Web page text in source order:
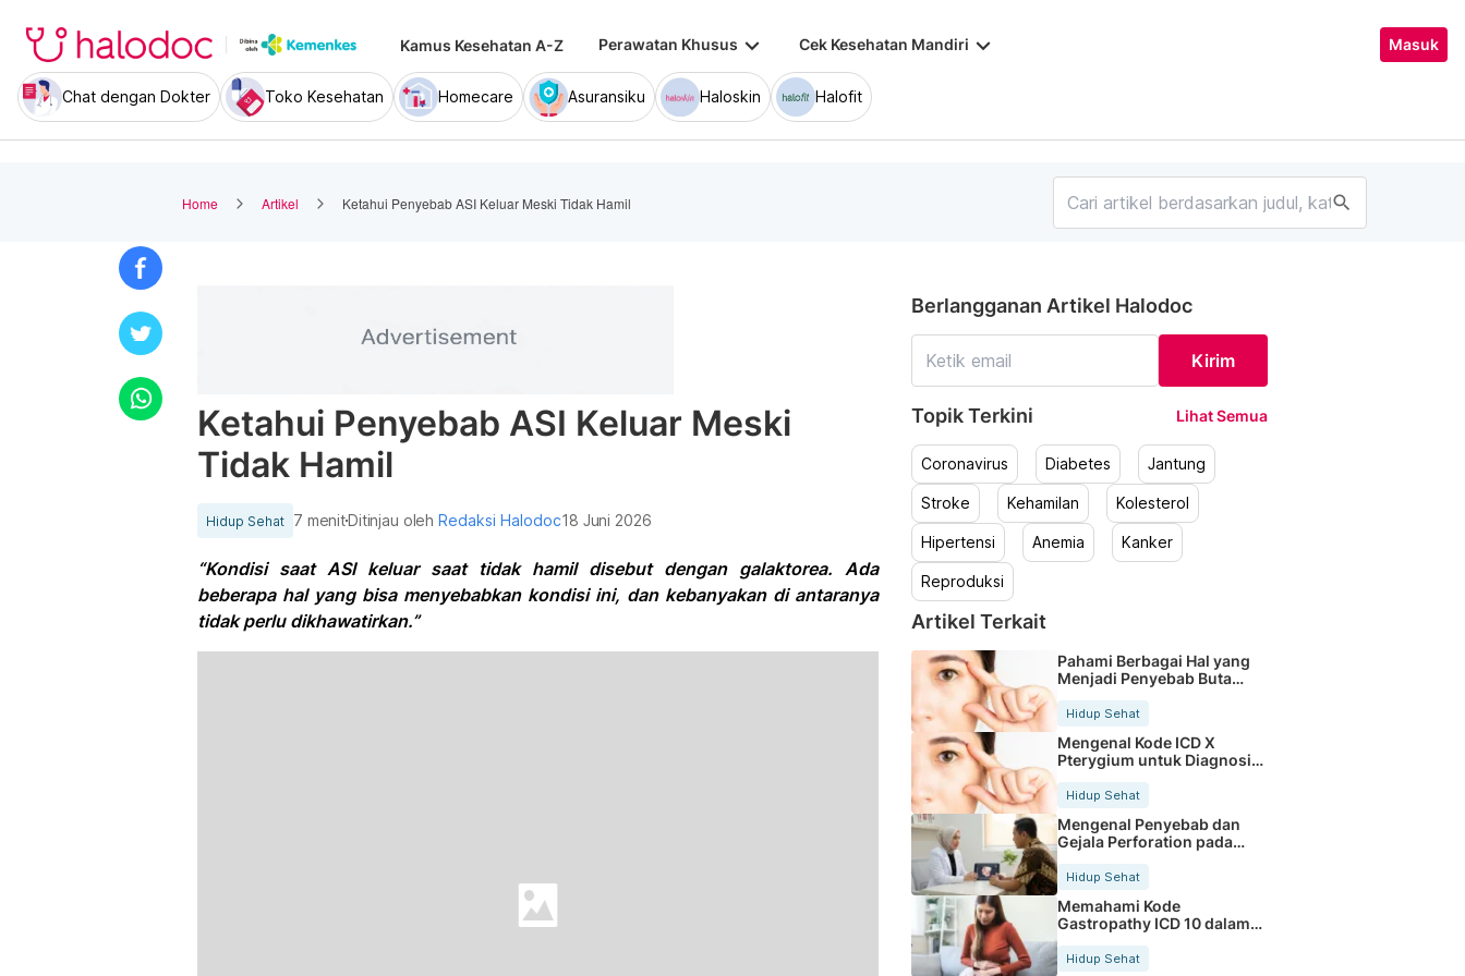
Kamus Kesehatan A-Z Perawatan Khusus keyboard_arrow_down Cek Kesehatan Mandiri keyboard_arrow_down Masuk
Chat dengan Dokter Toko Kesehatan Homecare Asuransiku Haloskin Halofit
Home Artikel Ketahui Penyebab ASI Keluar Meski Tidak Hamil search
Ketahui Penyebab ASI Keluar Meski
Tidak Hamil
Hidup Sehat 7 menitDitinjau olehRedaksi Halodoc18 Juni 2026
“Kondisi saat ASI keluar saat tidak hamil disebut dengan galaktorea. Ada
beberapa hal yang bisa menyebabkan kondisi ini, dan kebanyakan di antaranya
tidak perlu dikhawatirkan.”
Berlangganan Artikel Halodoc
Kirim
Topik Terkini Lihat Semua
Coronavirus Diabetes Jantung
Stroke Kehamilan Kolesterol
Hipertensi Anemia Kanker
Reproduksi
Artikel Terkait
Pahami Berbagai Hal yang
Menjadi Penyebab Buta
Hidup Sehat
Mengenal Kode ICD X
Pterygium untuk Diagnosis
Hidup Sehat
Mengenal Penyebab dan
Gejala Perforation pada
Tubuh
Hidup Sehat
Memahami Kode
Gastropathy ICD 10 dalam
Rekam Medis Pasien
Hidup Sehat